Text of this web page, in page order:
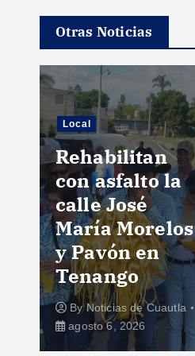
Otras Noticias
Local
Rehabilitan
con asfalto la
calle José
María Morelos
y Pavón en
Tenango
ByNoticias de Cuautla
agosto 6, 2026